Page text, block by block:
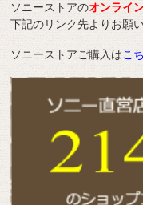
ソニーストアのオンライ
下記のリンク先よりお願
ソニーストアご購入はこ